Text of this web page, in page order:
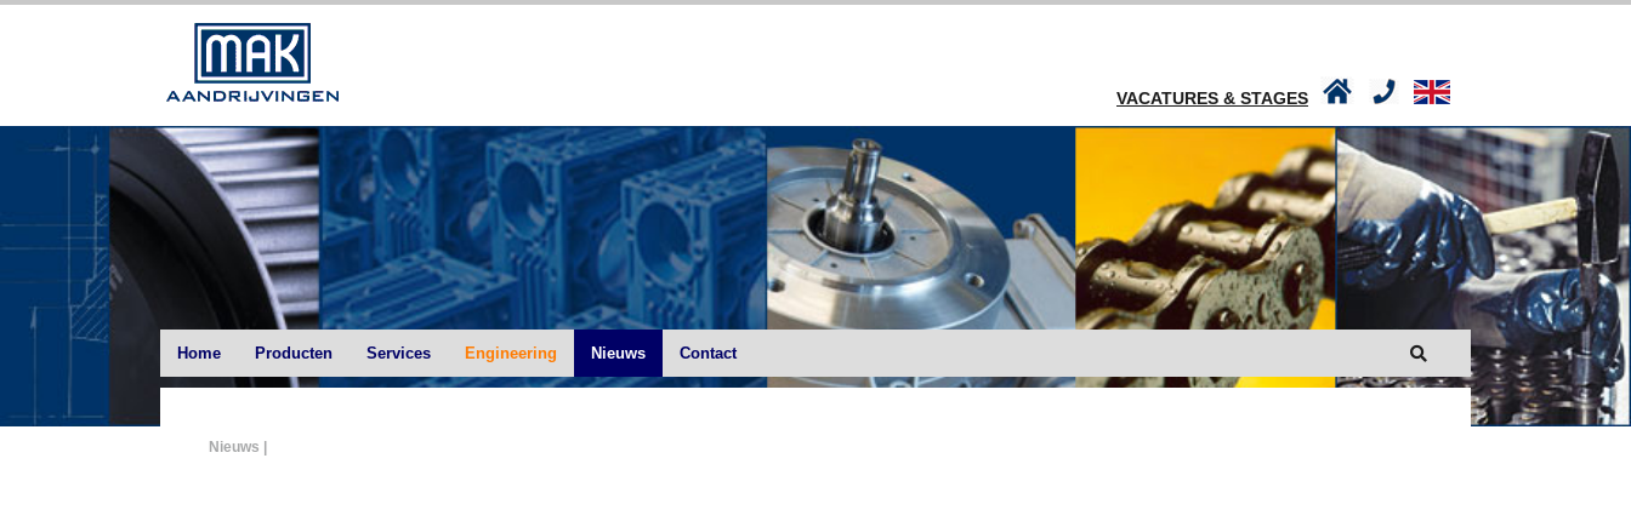
VACATURES & STAGES
Home Producten Services Engineering Nieuws Contact
Nieuws |